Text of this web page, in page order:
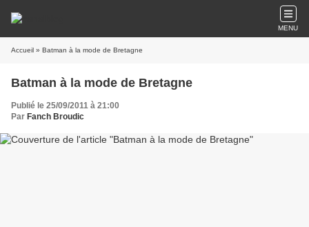
MENU
Accueil » Batman à la mode de Bretagne
Batman à la mode de Bretagne
Publié le 25/09/2011 à 21:00
Par Fanch Broudic